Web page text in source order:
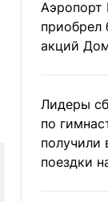
Аэропорт
приобрел
акций
Лидеры
по
получили
поездки